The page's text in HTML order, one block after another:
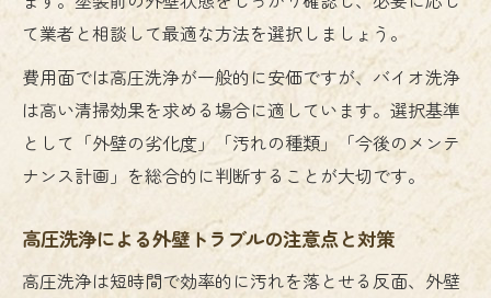
て業者と相談して最適な方法を選択しましょう。
費用面では高圧洗浄が一般的に安価ですが、バイオ洗浄
は高い清掃効果を求める場合に適しています。選択基準
として「外壁の劣化度」「汚れの種類」「今後のメンテ
ナンス計画」を総合的に判断することが大切です。
高圧洗浄による外壁トラブルの注意点と対策
高圧洗浄は短時間で効率的に汚れを落とせる反面、外壁